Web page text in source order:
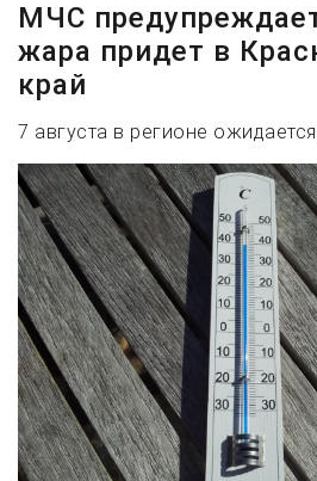
МЧС
жара придет в
край
7 августа в регионе